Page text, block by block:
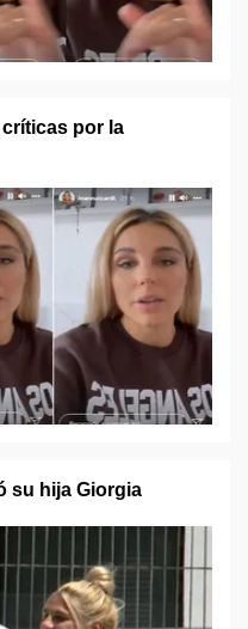
por la
su hija Giorgia